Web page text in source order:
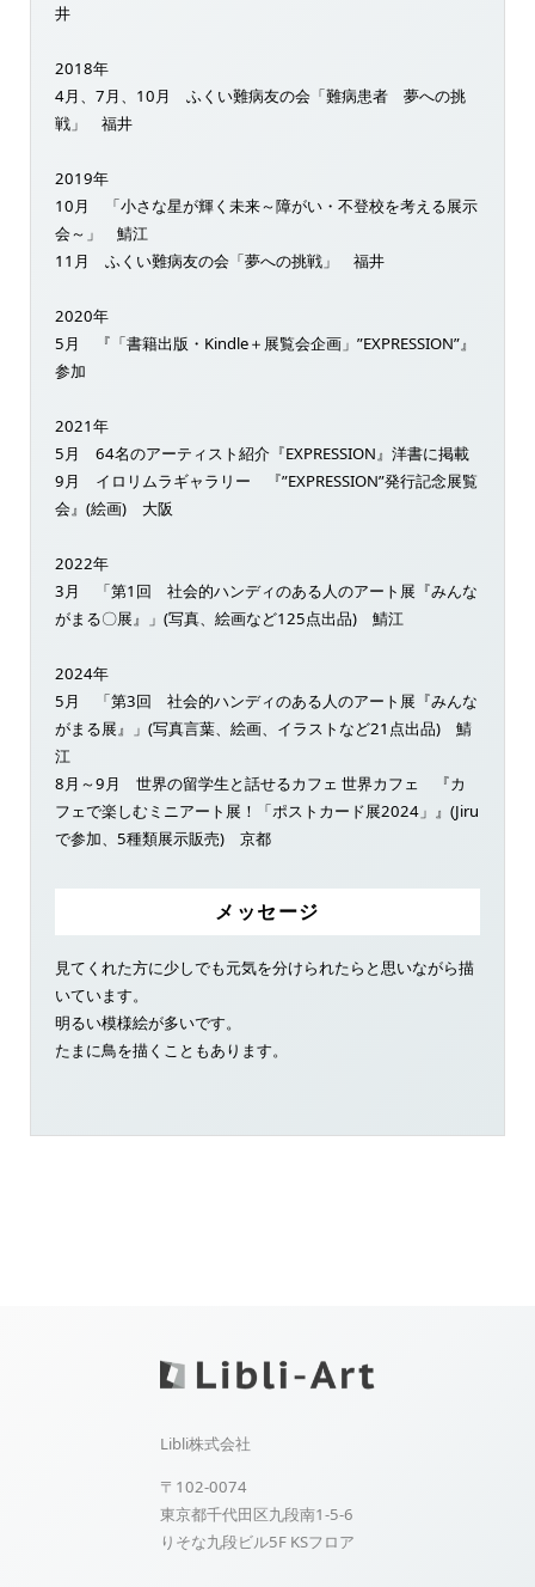
井
2018年
4月、7月、10月 ふくい難病友の会「難病患者 夢への挑
戦」 福井
2019年
10月 「小さな星が輝く未来～障がい・不登校を考える展示
会～」 鯖江
11月 ふくい難病友の会「夢への挑戦」 福井
2020年
5月 『「書籍出版・Kindle＋展覧会企画」”EXPRESSION”』
参加
2021年
5月 64名のアーティスト紹介『EXPRESSION』洋書に掲載
9月 イロリムラギャラリー 『”EXPRESSION”発行記念展覧
会』(絵画) 大阪
2022年
3月 「第1回 社会的ハンディのある人のアート展『みんな
がまる〇展』」(写真、絵画など125点出品) 鯖江
2024年
5月 「第3回 社会的ハンディのある人のアート展『みんな
がまる展』」(写真言葉、絵画、イラストなど21点出品) 鯖
江
8月～9月 世界の留学生と話せるカフェ 世界カフェ 『カ
フェで楽しむミニアート展！「ポストカード展2024」』(Jiru
で参加、5種類展示販売) 京都
メッセージ
見てくれた方に少しでも元気を分けられたらと思いながら描
いています。
明るい模様絵が多いです。
たまに鳥を描くこともあります。
Libli株式会社
〒102-0074
東京都千代田区九段南1-5-6
りそな九段ビル5F KSフロア